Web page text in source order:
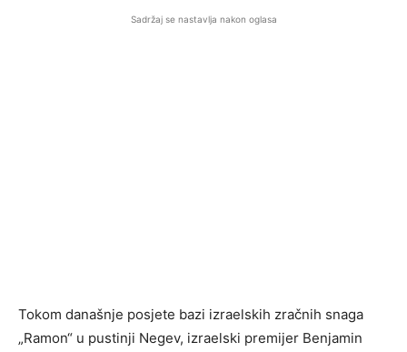
Sadržaj se nastavlja nakon oglasa
Tokom današnje posjete bazi izraelskih zračnih snaga
„Ramon“ u pustinji Negev, izraelski premijer Benjamin